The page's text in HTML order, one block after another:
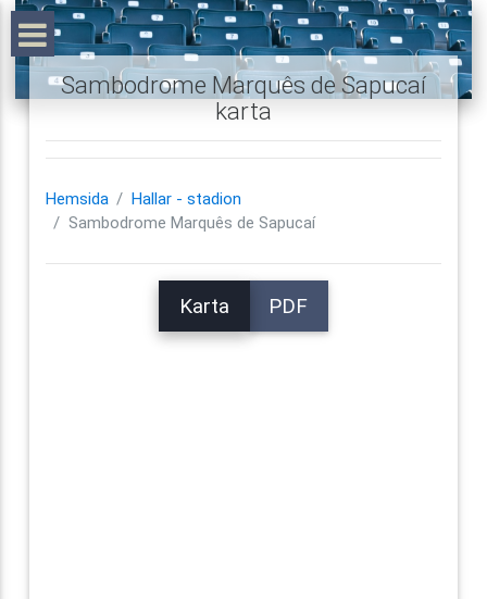
Sambodrome Marquês de Sapucaí
karta
Hemsida
Hallar - stadion
Sambodrome Marquês de Sapucaí
Karta PDF